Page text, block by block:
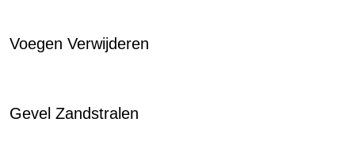
Voegen Verwijderen
Gevel Zandstralen